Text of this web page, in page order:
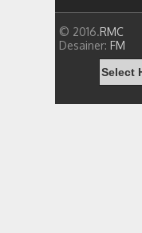
© 2016.RMC
Desainer: FM